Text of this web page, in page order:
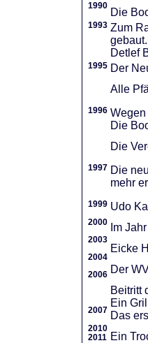
1990
Die
1993 Zum
gebaut.
Detlef
1995 Der
Alle
1996
Die
Die
1997 Die
mehr
1999
2000
2003
2004
2006
2007
2010
2011
Udo
Im
Eicke
Der
Beitritt
Ein
Das
Ein